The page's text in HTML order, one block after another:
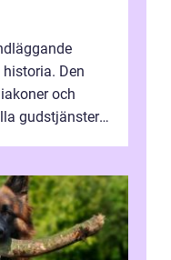
Den
och
gudstjänster,